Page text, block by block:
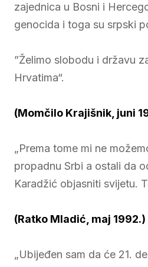
zajednica u Bosni i
genocida i toga su srpski
”Želimo slobodu i državu
Hrvatima“.
(Momčilo Krajišnik, juni
„Prema tome mi ne
propadnu Srbi a ostali da
Karadžić objasniti svijetu.
(Ratko Mladić, maj 1992.)
„Ubijeđen sam da će 21.